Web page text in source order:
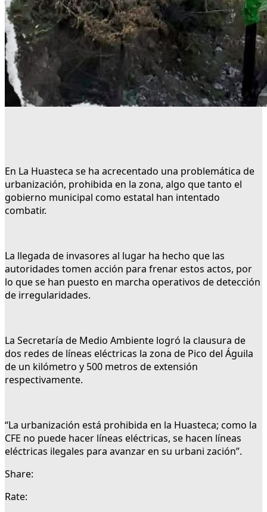
En La Huasteca se ha acrecentado una problemática de
urbanización, prohibida en la zona, algo que tanto el
gobierno municipal como estatal han intentado
combatir.
La llegada de invasores al lugar ha hecho que las
autoridades tomen acción para frenar estos actos, por
lo que se han puesto en marcha operativos de detección
de irregularidades.
La Secretaría de Medio Ambiente logró la clausura de
dos redes de líneas eléctricas la zona de Pico del Águila
de un kilómetro y 500 metros de extensión
respectivamente.
“La urbanización está prohibida en la Huasteca; como la
CFE no puede hacer líneas eléctricas, se hacen líneas
eléctricas ilegales para avanzar en su urbani zación”.
Share:
Rate: